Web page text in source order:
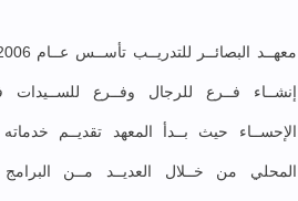
إنشــاء فــرع للرجال وفــرع
الإحســاء حيث بــدأ المعهد تقديــم خدماته
المحلي من خــلال العديــد مــن البرامج